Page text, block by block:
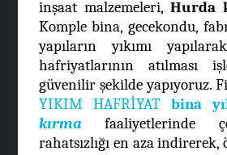
inşaat malzemeleri, Hurda
Komple bina, gecekondu,
yapıların yıkımı
hafriyatlarının atılması
güvenilir şekilde yapıyoruz.
YIKIM HAFRİYAT
bina
kırmafaaliyetlerinde
rahatsızlığı en aza